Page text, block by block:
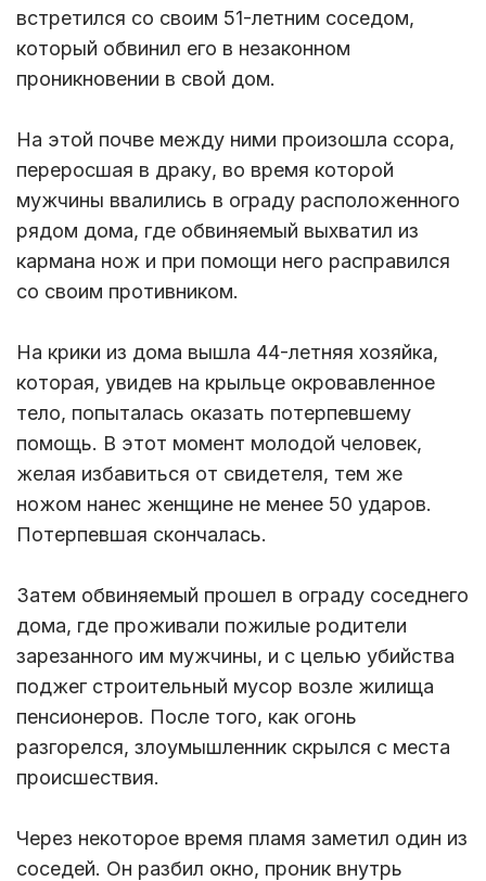
встретился со своим 51-летним соседом,
который обвинил его в незаконном
проникновении в свой дом.
На этой почве между ними произошла ссора,
переросшая в драку, во время которой
мужчины ввалились в ограду расположенного
рядом дома, где обвиняемый выхватил из
кармана нож и при помощи него расправился
со своим противником.
На крики из дома вышла 44-летняя хозяйка,
которая, увидев на крыльце окровавленное
тело, попыталась оказать потерпевшему
помощь. В этот момент молодой человек,
желая избавиться от свидетеля, тем же
ножом нанес женщине не менее 50 ударов.
Потерпевшая скончалась.
Затем обвиняемый прошел в ограду соседнего
дома, где проживали пожилые родители
зарезанного им мужчины, и с целью убийства
поджег строительный мусор возле жилища
пенсионеров. После того, как огонь
разгорелся, злоумышленник скрылся с места
происшествия.
Через некоторое время пламя заметил один из
соседей. Он разбил окно, проник внутрь